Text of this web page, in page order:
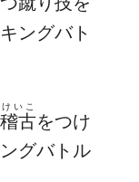
ングバト
稽古
けいこ
をつけ
グバトル